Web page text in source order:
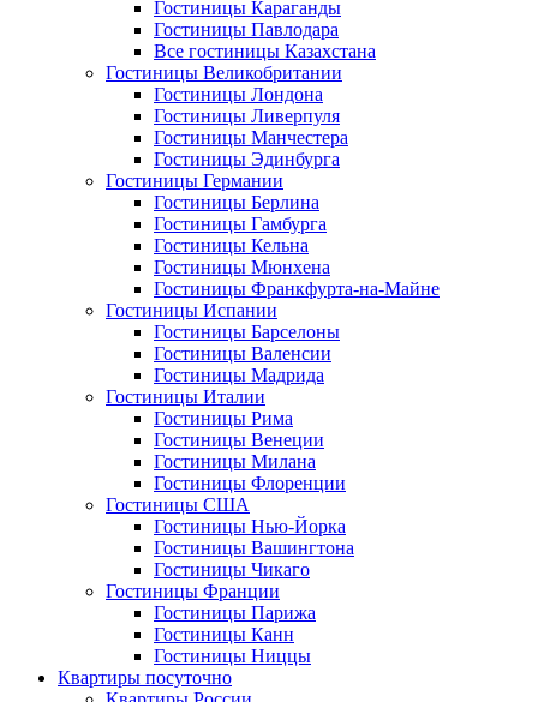
Гостиницы Караганды
Гостиницы Павлодара
Все гостиницы Казахстана
Гостиницы Великобритании
Гостиницы Лондона
Гостиницы Ливерпуля
Гостиницы Манчестера
Гостиницы Эдинбурга
Гостиницы Германии
Гостиницы Берлина
Гостиницы Гамбурга
Гостиницы Кельна
Гостиницы Мюнхена
Гостиницы Франкфурта-на-Майне
Гостиницы Испании
Гостиницы Барселоны
Гостиницы Валенсии
Гостиницы Мадрида
Гостиницы Италии
Гостиницы Рима
Гостиницы Венеции
Гостиницы Милана
Гостиницы Флоренции
Гостиницы США
Гостиницы Нью-Йорка
Гостиницы Вашингтона
Гостиницы Чикаго
Гостиницы Франции
Гостиницы Парижа
Гостиницы Канн
Гостиницы Ниццы
Квартиры посуточно